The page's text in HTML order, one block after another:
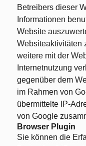
Betreibers dieser
Informationen
Website
Websiteaktivitäten
weitere mit der
Internetnutzung
gegenüber dem
im Rahmen von
übermittelte IP-
von Google
Browser Plugin
Sie können die